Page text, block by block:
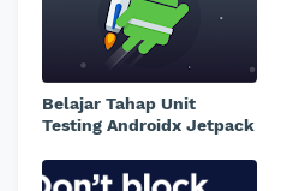
Belajar Tahap Unit
Testing Androidx Jetpack